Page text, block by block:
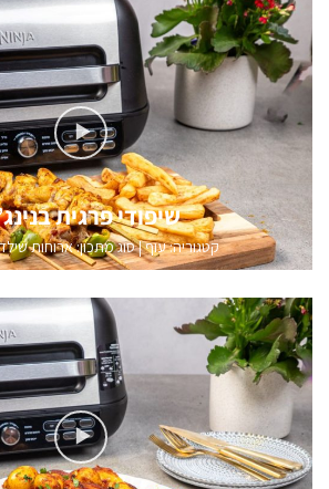
שיפודי פרגית
קטגוריה:עוף|סוג מתכון: ארוחות